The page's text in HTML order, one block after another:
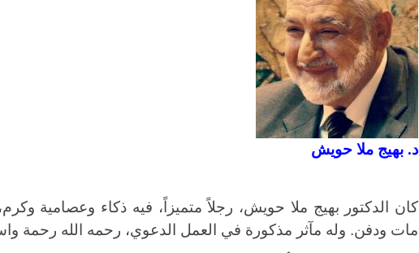
د. بهيج ملا حويش
كان الدكتور بهيج ملا حويش، رجلاً متميزاً، فيه ذكاء وعصامية
مات ودفن. وله مآثر مذكورة في العمل الدعوي، رحمه الله رحمة